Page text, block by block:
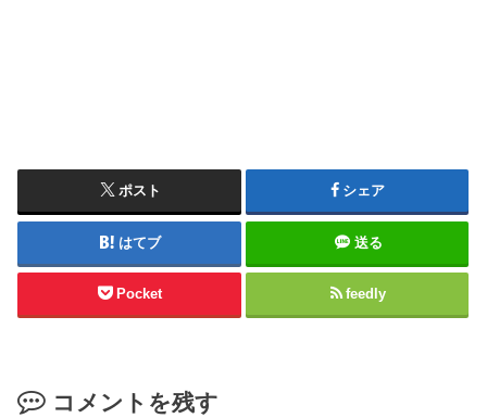
ポスト シェア
はてブ 送る
Pocket feedly
コメントを残す